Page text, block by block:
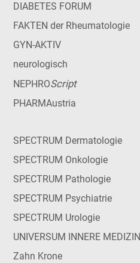
DIABETES FORUM
FAKTEN der Rheumatologie
GYN-AKTIV
neurologisch
NEPHROScript
PHARMAustria
SPECTRUM Dermatologie
SPECTRUM Onkologie
SPECTRUM Pathologie
SPECTRUM Psychiatrie
SPECTRUM Urologie
UNIVERSUM INNERE MEDIZIN
Zahn Krone